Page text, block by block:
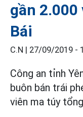
gần 2.000
Bái
C.N | 27/09/2019 -
Công an tỉnh
buôn bán trái
viên ma túy